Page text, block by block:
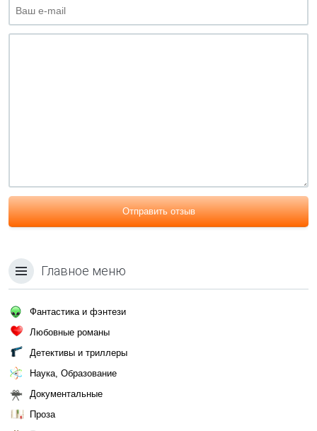
Отправить отзыв
Главное меню
Фантастика и фэнтези
Любовные романы
Детективы и триллеры
Наука, Образование
Документальные
Проза